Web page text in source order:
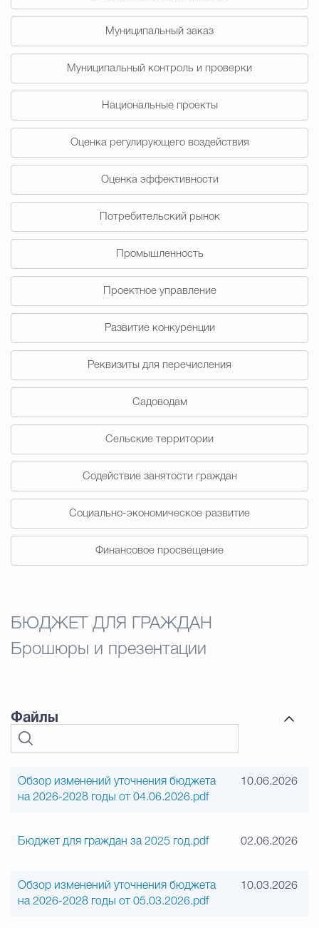
Градостроительство и
Государственные организации
Муниципальный заказ
Муниципальный контроль и проверки
Национальные проекты
Оценка регулирующего воздействия
Оценка эффективности
Потребительский рынок
Промышленность
Проектное управление
Развитие конкуренции
Реквизиты для перечисления
Садоводам
Сельские территории
Содействие занятости граждан
Социально-экономическое развитие
Финансовое просвещение
БЮДЖЕТ ДЛЯ ГРАЖДАН
Брошюры и презентации
Файлы
Обзор изменений уточнения бюджета
на 2026-2028 годы от 04.06.2026.pdf
10.06.2026
Бюджет для граждан за 2025 год.pdf 02.06.2026
Обзор изменений уточнения бюджета
на 2026-2028 годы от 05.03.2026.pdf
10.03.2026